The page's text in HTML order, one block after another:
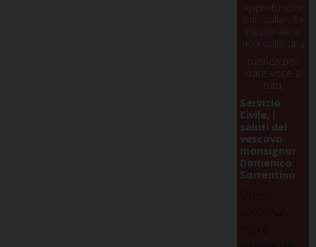
Approfondim
enti sulla vita
pastorale e
non solo, una
rubrica per
dare voce a
tutti.
Servizio
Civile, i
saluti del
vescovo
monsignor
Domenico
Sorrentino